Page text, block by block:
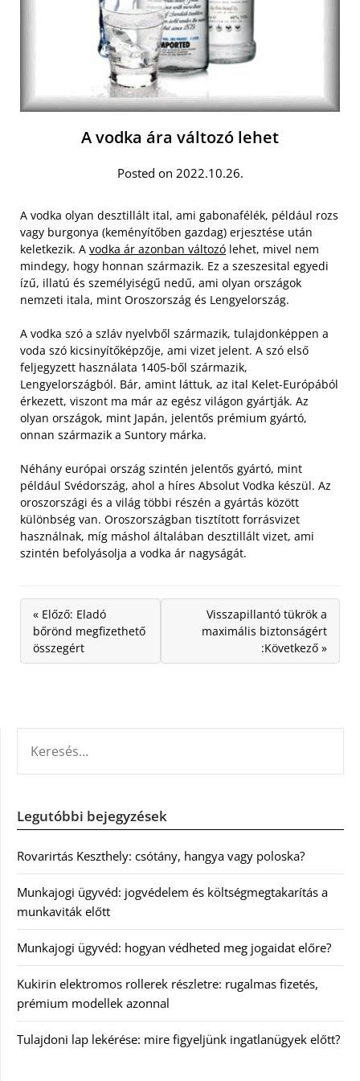
A vodka ára változó lehet
Posted on 2022.10.26.
A vodka olyan desztillált ital, ami gabonafélék, például rozs
vagy burgonya (keményítőben gazdag) erjesztése után
keletkezik. A vodka ár azonban változó lehet, mivel nem
mindegy, hogy honnan származik. Ez a szeszesital egyedi
ízű, illatú és személyiségű nedű, ami olyan országok
nemzeti itala, mint Oroszország és Lengyelország.
A vodka szó a szláv nyelvből származik, tulajdonképpen a
voda szó kicsinyítőképzője, ami vizet jelent. A szó első
feljegyzett használata 1405-ből származik,
Lengyelországból. Bár, amint láttuk, az ital Kelet-Európából
érkezett, viszont ma már az egész világon gyártják. Az
olyan országok, mint Japán, jelentős prémium gyártó,
onnan származik a Suntory márka.
Néhány európai ország szintén jelentős gyártó, mint
például Svédország, ahol a híres Absolut Vodka készül. Az
oroszországi és a világ többi részén a gyártás között
különbség van. Oroszországban tisztított forrásvizet
használnak, míg máshol általában desztillált vizet, ami
szintén befolyásolja a vodka ár nagyságát.
« Előző: Eladó
bőrönd megfizethető
összegért
Visszapillantó tükrök a
maximális biztonságért
:Következő »
Legutóbbi bejegyzések
Rovarirtás Keszthely: csótány, hangya vagy poloska?
Munkajogi ügyvéd: jogvédelem és költségmegtakarítás a
munkaviták előtt
Munkajogi ügyvéd: hogyan védheted meg jogaidat előre?
Kukirin elektromos rollerek részletre: rugalmas fizetés,
prémium modellek azonnal
Tulajdoni lap lekérése: mire figyeljünk ingatlanügyek előtt?